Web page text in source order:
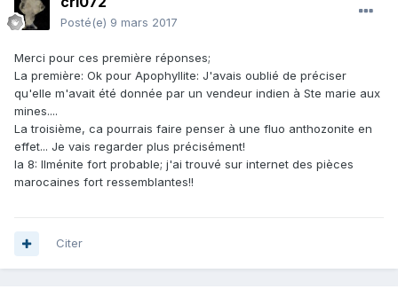
Posté(e) 9 mars 2017
Merci pour ces première réponses;
La première: Ok pour Apophyllite: J'avais oublié de préciser
qu'elle m'avait été donnée par un vendeur indien à Ste marie aux
mines....
La troisième, ca pourrais faire penser à une fluo anthozonite en
effet... Je vais regarder plus précisément!
la 8: Ilménite fort probable; j'ai trouvé sur internet des pièces
marocaines fort ressemblantes!!
Citer